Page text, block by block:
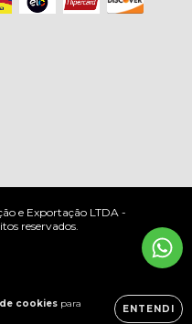
cookies para
ENTENDI
e Exportação LTDA -
reservados.